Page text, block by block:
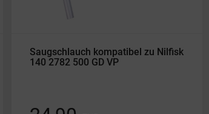
Saugschlauch kompatibel zu Nilfisk
140 2782 500 GD VP